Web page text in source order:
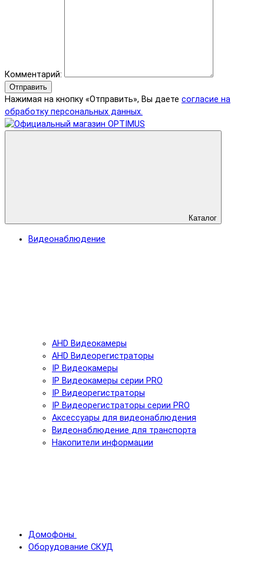
Комментарий:
Отправить
Нажимая на кнопку «Отправить», Вы даете согласие на
обработку персональных данных.
Каталог
Видеонаблюдение
AHD Видеокамеры
AHD Видеорегистраторы
IP Видеокамеры
IP Видеокамеры серии PRO
IP Видеорегистраторы
IP Видеорегистраторы серии PRO
Аксессуары для видеонаблюдения
Видеонаблюдение для транспорта
Накопители информации
Домофоны
Оборудование СКУД